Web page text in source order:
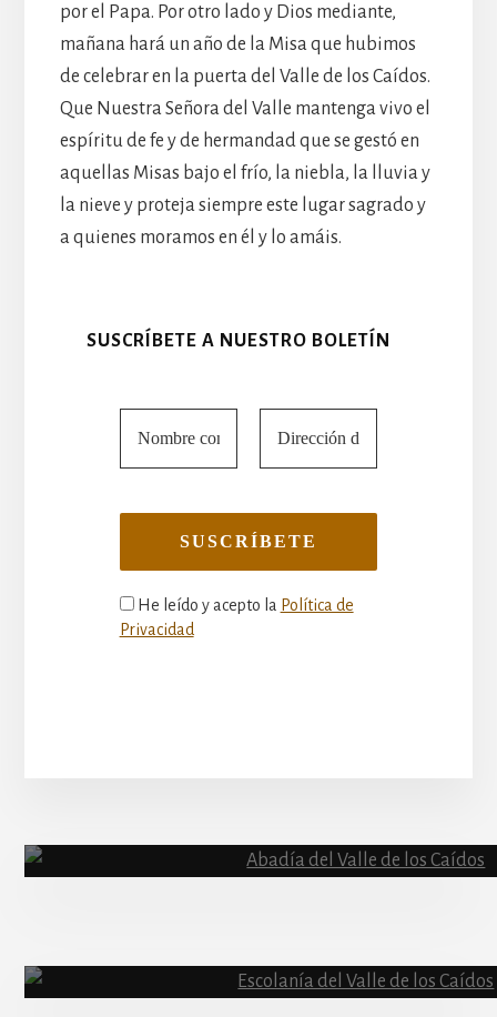
por el Papa. Por otro lado y Dios mediante,
mañana hará un año de la Misa que hubimos
de celebrar en la puerta del Valle de los Caídos.
Que Nuestra Señora del Valle mantenga vivo el
espíritu de fe y de hermandad que se gestó en
aquellas Misas bajo el frío, la niebla, la lluvia y
la nieve y proteja siempre este lugar sagrado y
a quienes moramos en él y lo amáis.
SUSCRÍBETE A NUESTRO BOLETÍN
He leído y acepto la Política de
Privacidad
Content